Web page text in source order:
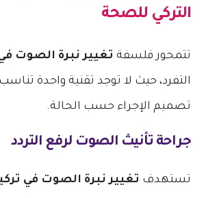
التركي للصحة
تتمحور فلسفة تغيير نبرة الصوت في
التفرد، حيث لا توجد تقنية واحدة
تصميم الإجراء حسب الحالة.
جراحة تأنيث الصوت لرفع التردد
تستهدف تغيير نبرة الصوت في